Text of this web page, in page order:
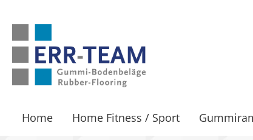
Home Home Fitness / Sport